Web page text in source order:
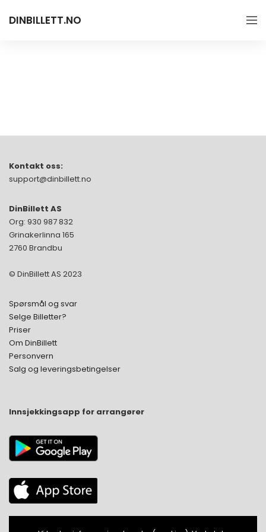
DINBILLETT.NO
Kontakt oss:
support@dinbillett.no
DinBillett AS
Org: 930 987 832
Grinakerlinna 165
2760 Brandbu
© DinBillett AS 2023
Spørsmål og svar
Selge Billetter?
Priser
Om DinBillett
Personvern
Salg og leveringsbetingelser
Innsjekkingsapp for arrangører